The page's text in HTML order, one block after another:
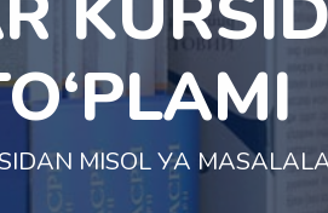
MISOL УА